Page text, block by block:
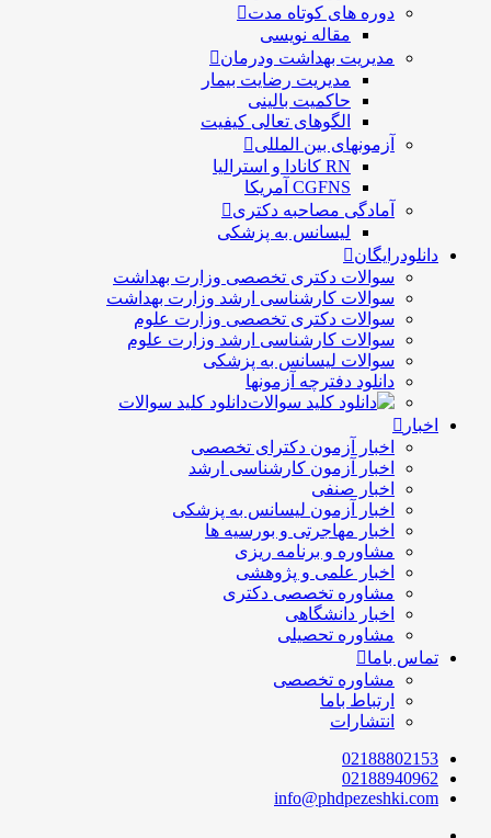
دوره های کوتاه مدت
مقاله نویسی
مدیریت بهداشت ودرمان
مديريت رضايت بيمار
حاكميت بالينی
الگوهای تعالی کيفيت
آزمونهای بین المللی
RN کانادا و استرالیا
CGFNS آمریکا
آمادگی مصاحبه دکتری
لیسانس به پزشکی
دانلودرایگان
سوالات دکتری تخصصی وزارت بهداشت
سوالات کارشناسی ارشد وزارت بهداشت
سوالات دکتری تخصصی وزارت علوم
سوالات کارشناسی ارشد وزارت علوم
سوالات لیسانس به پزشکی
دانلود دفترچه آزمونها
دانلود کلید سوالات
اخبار
اخبار آزمون دکترای تخصصی
اخبار آزمون کارشناسی ارشد
اخبار صنفی
اخبار آزمون لیسانس به پزشکی
اخبار مهاجرتی و بورسیه ها
مشاوره و برنامه ریزی
اخبار علمی و پژوهشی
مشاوره تخصصی دکتری
اخبار دانشگاهی
مشاوره تحصیلی
تماس باما
مشاوره تخصصی
ارتباط باما
انتشارات
02188802153
02188940962
info@phdpezeshki.com